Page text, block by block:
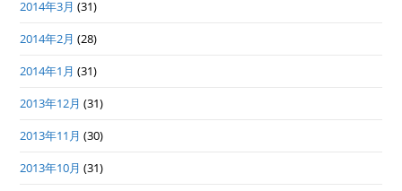
2014年3月 (31)
2014年2月 (28)
2014年1月 (31)
2013年12月 (31)
2013年11月 (30)
2013年10月 (31)